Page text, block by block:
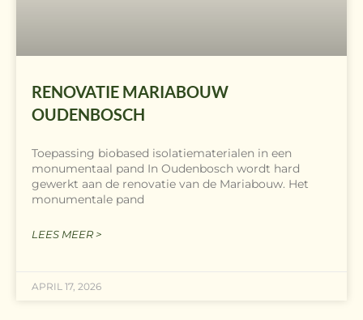
RENOVATIE MARIABOUW
OUDENBOSCH
Toepassing biobased isolatiematerialen in een
monumentaal pand In Oudenbosch wordt hard
gewerkt aan de renovatie van de Mariabouw. Het
monumentale pand
LEES MEER >
APRIL 17, 2026